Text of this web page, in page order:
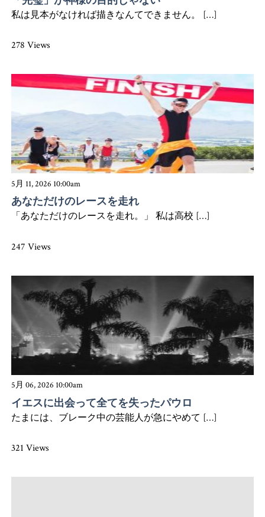
私は見本がなければ描きなんてできません。 […]
278 Views
5月 11, 2026 10:00am
あなただけのレースを走れ
「あなただけのレースを走れ。」 私は高校 […]
247 Views
5月 06, 2026 10:00am
イエスに出会って全てを失ったパウロ
たまには、ブレーク中の芸能人が急にやめて […]
321 Views